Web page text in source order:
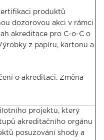
produktů
dozorovou akci v rámci
akreditace pro C-o-C o
z papíru, kartonu a
o akreditaci. Změna
projektu, který
akreditačního orgánu
posuzování shody a